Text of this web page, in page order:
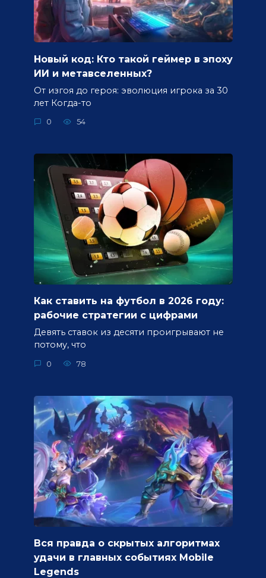
Новый код: Кто такой геймер в эпоху
ИИ и метавселенных?
От изгоя до героя: эволюция игрока за 30
лет Когда-то
0 54
Как ставить на футбол в 2026 году:
рабочие стратегии с цифрами
Девять ставок из десяти проигрывают не
потому, что
0 78
Вся правда о скрытых алгоритмах
удачи в главных событиях Mobile
Legends